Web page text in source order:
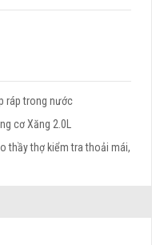
ráp trong nước
cơ Xăng 2.0L
thầy thợ kiểm tra thoải mái,